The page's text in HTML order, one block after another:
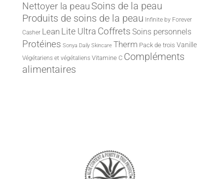
Nettoyer la peau Soins de la peau
Produits de soins de la peau Infinite by Forever
Casher Lean Lite Ultra Coffrets Soins personnels
Protéines Sonya Daily Skincare Therm Pack de trois Vanille
Végétariens et végétaliens Vitamine C Compléments
alimentaires